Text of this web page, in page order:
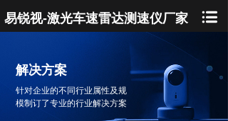
易锐视-激光车速雷达测速仪厂家
解决方案
针对企业的不同行业属性及规
模制订了专业的行业解决方案